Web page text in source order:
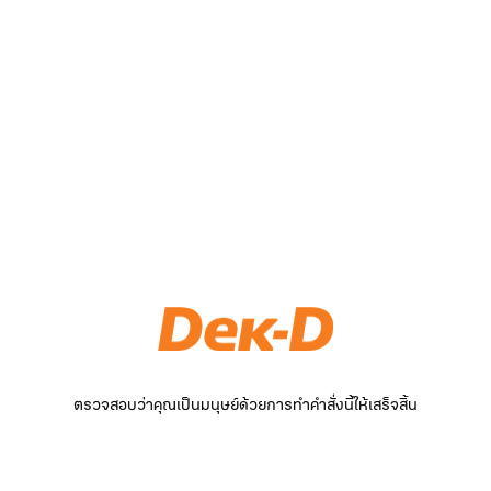
ตรวจสอบว่าคุณเป็นมนุษย์ด้วยการทำคำสั่งนี้ให้เสร็จสิ้น